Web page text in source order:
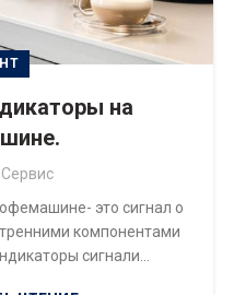
на
это сигнал о
компонентами
сигнали...